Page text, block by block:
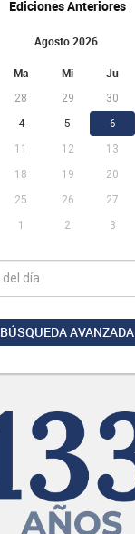
Ediciones Anteriores
Agosto 2026
Ma Mi Ju
28 29 30
4 5 6
11 12 13
18 19 20
25 26 27
1 2 3
BÚSQUEDA AVANZADA